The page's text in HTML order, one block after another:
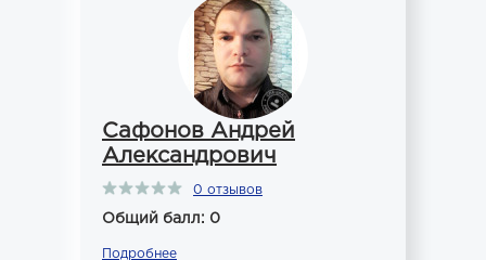
Сафонов Андрей
Александрович
0 отзывов
Общий балл: 0
Подробнее